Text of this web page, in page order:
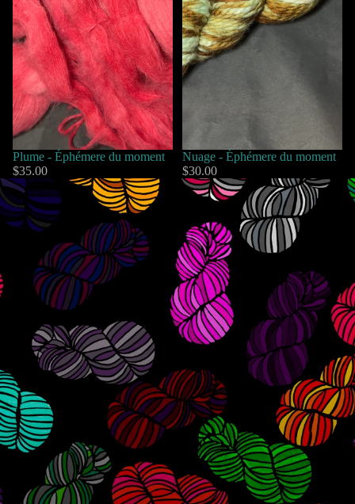
Plume - Éphémere du moment
$35.00
Nuage - Éphémere du moment
$30.00